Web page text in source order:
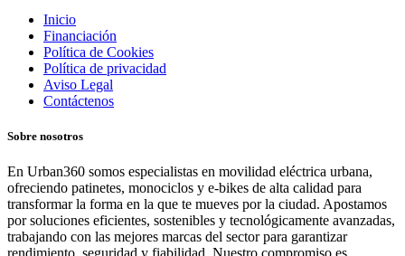
Inicio
Financiación
Política de Cookies
Política de privacidad
Aviso Legal
Contáctenos
Sobre nosotros
En Urban360 somos especialistas en movilidad eléctrica urbana,
ofreciendo patinetes, monociclos y e-bikes de alta calidad para
transformar la forma en la que te mueves por la ciudad. Apostamos
por soluciones eficientes, sostenibles y tecnológicamente avanzadas,
trabajando con las mejores marcas del sector para garantizar